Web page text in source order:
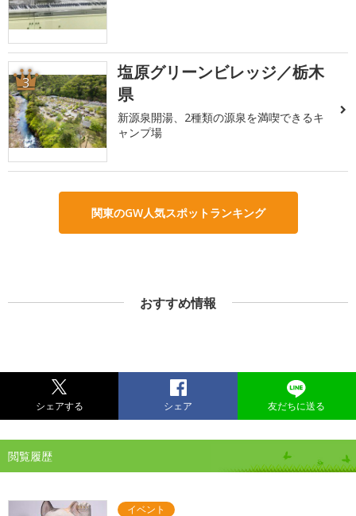
3
塩原グリーンビレッジ／栃木
県
新源泉開湯、2種類の源泉を満喫できるキ
ャンプ場
関東のGW人気スポットランキング
おすすめ情報
シェアする シェア 友だちに送る
閲覧履歴